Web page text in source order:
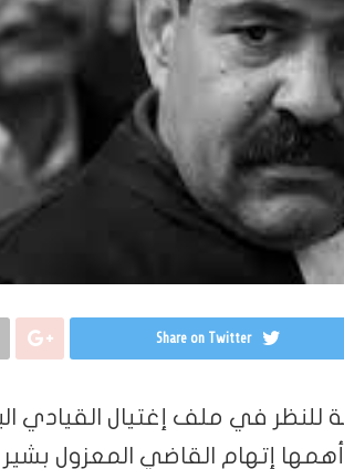
Share on Twitter
في ملف إغتيال القيادي
إتهام القاضي المعزول بشير